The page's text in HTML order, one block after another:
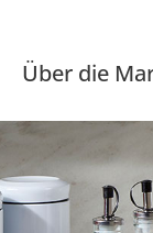
Über die